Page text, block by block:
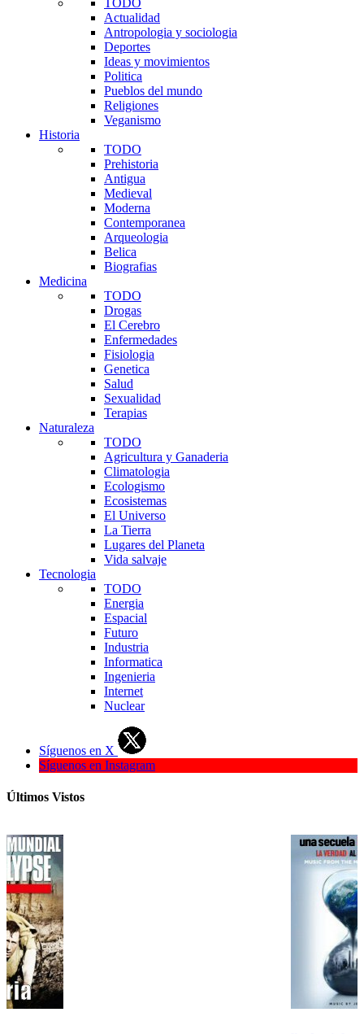
Actualidad
Antropologia y sociologia
Deportes
Ideas y movimientos
Politica
Pueblos del mundo
Religiones
Veganismo
Historia
TODO
Prehistoria
Antigua
Medieval
Moderna
Contemporanea
Arqueologia
Belica
Biografias
Medicina
TODO
Drogas
El Cerebro
Enfermedades
Fisiologia
Genetica
Salud
Sexualidad
Terapias
Naturaleza
TODO
Agricultura y Ganaderia
Climatologia
Ecologismo
Ecosistemas
El Universo
La Tierra
Lugares del Planeta
Vida salvaje
Tecnologia
TODO
Energia
Espacial
Futuro
Industria
Informatica
Ingenieria
Internet
Nuclear
Síguenos en X
Síguenos en Instagram
Últimos Vistos